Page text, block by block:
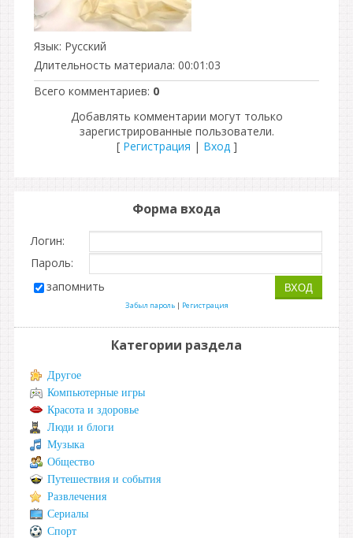
Язык: Русский
Длительность материала: 00:01:03
Всего комментариев: 0
Добавлять комментарии могут только
зарегистрированные пользователи.
[ Регистрация | Вход]
Форма входа
Логин:
Пароль:
запомнить
Забыл пароль| Регистрация
Категории раздела
Другое
Компьютерные игры
Красота и здоровье
Люди и блоги
Музыка
Общество
Путешествия и события
Развлечения
Сериалы
Спорт